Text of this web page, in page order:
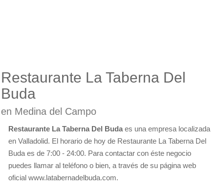
Restaurante La Taberna Del
Buda
en Medina del Campo
Restaurante La Taberna Del Buda es una empresa localizada
en Valladolid. El horario de hoy de Restaurante La Taberna Del
Buda es de 7:00 - 24:00. Para contactar con éste negocio
puedes llamar al teléfono o bien, a través de su página web
oficial www.latabernadelbuda.com.